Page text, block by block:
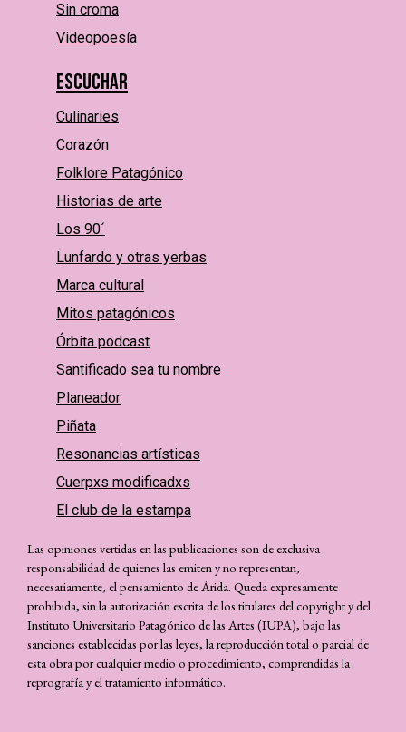
Sin croma
Videopoesía
Escuchar
Culinaries
Corazón
Folklore Patagónico
Historias de arte
Los 90´
Lunfardo y otras yerbas
Marca cultural
Mitos patagónicos
Órbita podcast
Santificado sea tu nombre
Planeador
Piñata
Resonancias artísticas
Cuerpxs modificadxs
El club de la estampa
Las opiniones vertidas en las publicaciones son de exclusiva
responsabilidad de quienes las emiten y no representan,
necesariamente, el pensamiento de Árida. Queda expresamente
prohibida, sin la autorización escrita de los titulares del copyright y del
Instituto Universitario Patagónico de las Artes (IUPA), bajo las
sanciones establecidas por las leyes, la reproducción total o parcial de
esta obra por cualquier medio o procedimiento, comprendidas la
reprografía y el tratamiento informático.